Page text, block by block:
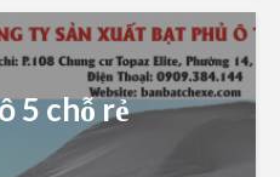
5 chỗ rẻ